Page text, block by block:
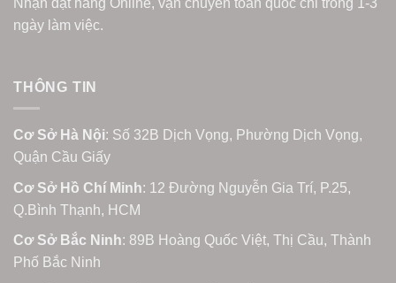
ngày làm việc.
THÔNG TIN
Cơ Sở Hà Nội: Số 32B Dịch Vọng, Phường Dịch Vọng,
Quận Cầu Giấy
Cơ Sở Hồ Chí Minh: 12 Đường Nguyễn Gia Trí, P.25,
Q.Bình Thạnh, HCM
Cơ Sở Bắc Ninh: 89B Hoàng Quốc Việt, Thị Cầu, Thành
Phố Bắc Ninh